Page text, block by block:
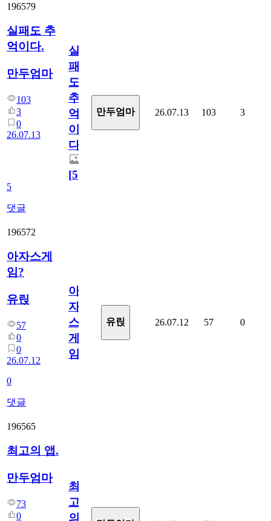
196579
실패도 추
억이다.
만두엄마
103
3
0
26.07.13
5
댓글
실
패
도
추
억
이
다.
[5]
만두엄마 26.07.13 103 3
196572
아자스게
임?
유릱
57
0
0
26.07.12
0
댓글
아
자
스
게
임?
유릱 26.07.12 57 0
196565
최고의 앱.
만두엄마
73
0
최
고
의